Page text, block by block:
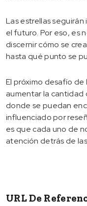
Las estrellas
el futuro. Por eso, es
discernir cómo se
hasta qué punto se
El próximo desafío de
aumentar la cantidad
donde se puedan
influenciado por
es que cada uno de
atención detrás de
URL De